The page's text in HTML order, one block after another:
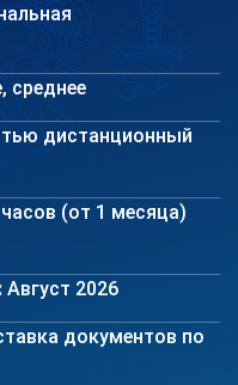
среднее
дистанционный
(от 1 месяца)
Август 2026
документов по